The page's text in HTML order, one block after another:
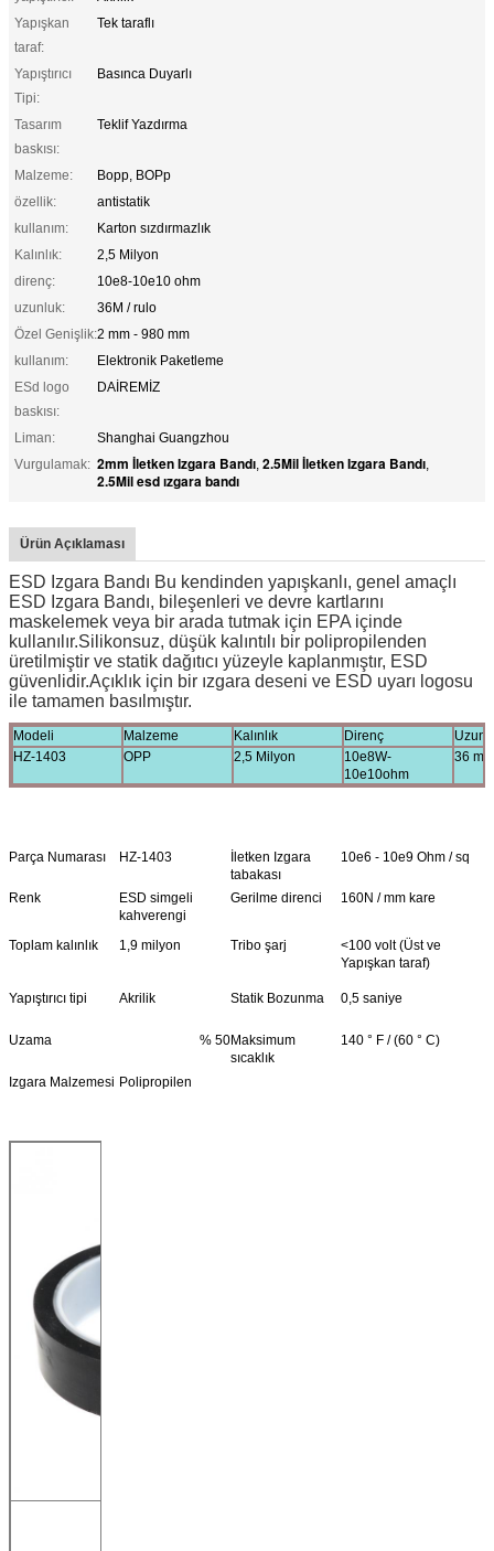
Yapışkan
taraf:
Tek taraflı
Yapıştırıcı
Tipi:
Basınca Duyarlı
Tasarım
baskısı:
Teklif Yazdırma
Malzeme:
Bopp, BOPp
özellik:
antistatik
kullanım:
Karton sızdırmazlık
Kalınlık:
2,5 Milyon
direnç:
10e8-10e10 ohm
uzunluk:
36M / rulo
Özel Genişlik:2 mm - 980 mm
kullanım:
Elektronik Paketleme
ESd logo
baskısı:
DAİREMİZ
Liman:
Shanghai Guangzhou
Vurgulamak: 2mm İletken Izgara Bandı, 2.5Mil İletken Izgara Bandı,
2.5Mil esd ızgara bandı
Ürün Açıklaması
ESD Izgara Bandı Bu kendinden yapışkanlı, genel amaçlı
ESD Izgara Bandı, bileşenleri ve devre kartlarını
maskelemek veya bir arada tutmak için EPA içinde
kullanılır.Silikonsuz, düşük kalıntılı bir polipropilenden
üretilmiştir ve statik dağıtıcı yüzeyle kaplanmıştır, ESD
güvenlidir.Açıklık için bir ızgara deseni ve ESD uyarı logosu
ile tamamen basılmıştır.
Modeli Malzeme Kalınlık Direnç
HZ-1403
OPP 2,5 Milyon
10e8W-
10e10ohm
36
Parça Numarası HZ-1403
İletken Izgara
tabakası
10e6 - 10e9 Ohm / sq
Renk
ESD simgeli
kahverengi
Gerilme direnci 160N / mm kare
Toplam kalınlık 1,9 milyon Tribo şarj
<100 volt (Üst ve
Yapışkan taraf)
Yapıştırıcı tipi Akrilik Statik Bozunma 0,5 saniye
Uzama % 50Maksimum
sıcaklık
140 ° F / (60 ° C)
Izgara Malzemesi Polipropilen